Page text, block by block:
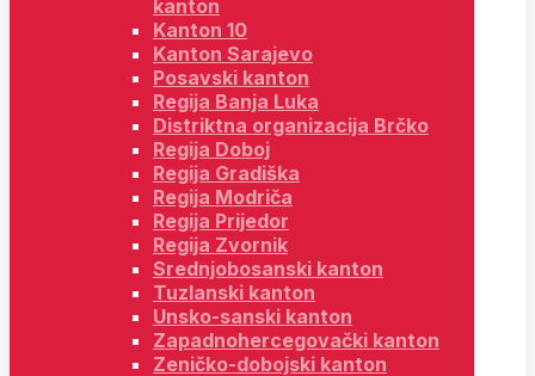
kanton
Kanton 10
Kanton Sarajevo
Posavski kanton
Regija Banja Luka
Distriktna organizacija Brčko
Regija Doboj
Regija Gradiška
Regija Modriča
Regija Prijedor
Regija Zvornik
Srednjobosanski kanton
Tuzlanski kanton
Unsko-sanski kanton
Zapadnohercegovački kanton
Zeničko-dobojski kanton